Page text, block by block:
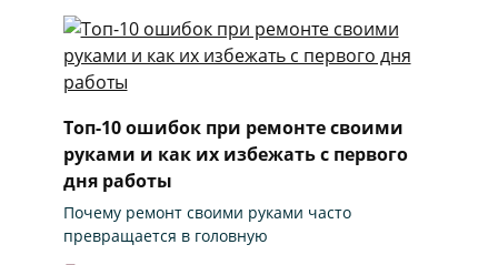
Топ-10 ошибок при ремонте своими
руками и как их избежать с первого
дня работы
Почему ремонт своими руками часто
превращается в головную